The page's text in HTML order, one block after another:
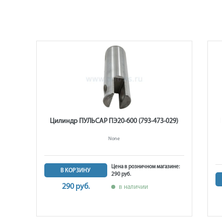
Цилиндр ПУЛЬСАР ПЭ20-600 (793-473-029)
None
В КОРЗИНУ
290 руб.
Цена в розничном магазине:
290 руб.
в наличии